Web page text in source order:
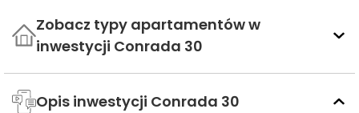
Zobacz typy apartamentów w
inwestycji Conrada 30
Opis inwestycji Conrada 30